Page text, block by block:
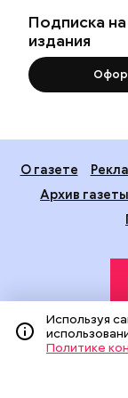
Подписка
издания
О газете
Архив газеты
Издание создано
средств
На сайте
Используя
Политике